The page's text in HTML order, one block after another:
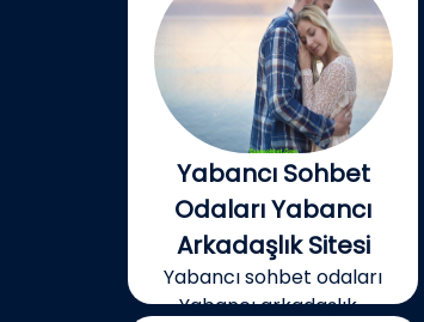
Yabancı Sohbet
Odaları Yabancı
Arkadaşlık Sitesi
Yabancı sohbet odaları
Yabancı arkadaşlık...